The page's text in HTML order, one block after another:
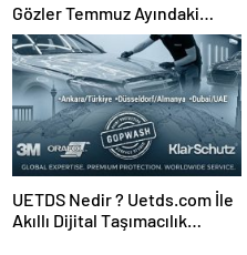
Gözler Temmuz Ayındaki
Karar Duruşmasına Çevrildi
UETDS Nedir ? Uetds.com İle
Akıllı Dijital Taşımacılık